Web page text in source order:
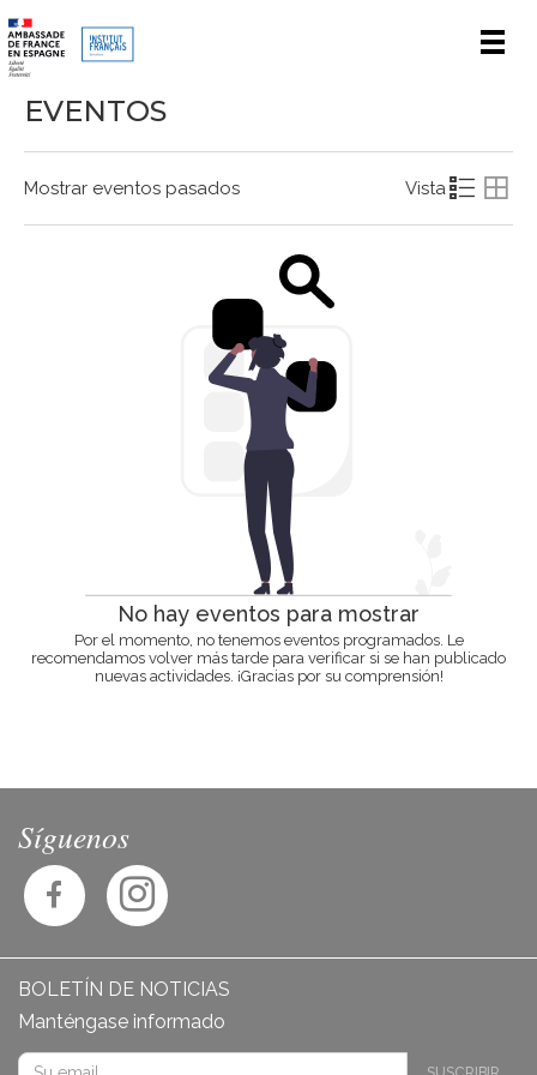
EVENTOS
Mostrar eventos pasados Vista
No hay eventos para mostrar
Por el momento, no tenemos eventos programados. Le
recomendamos volver más tarde para verificar si se han publicado
nuevas actividades. ¡Gracias por su comprensión!
Síguenos
BOLETÍN DE NOTICIAS
Manténgase informado